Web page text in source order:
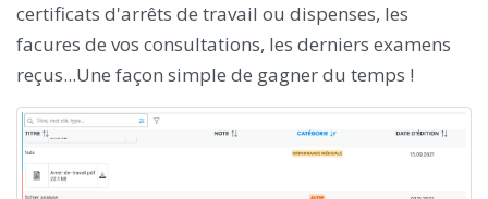
certificats d'arrêts de travail ou dispenses, les
facures de vos consultations, les derniers examens
reçus...Une façon simple de gagner du temps !